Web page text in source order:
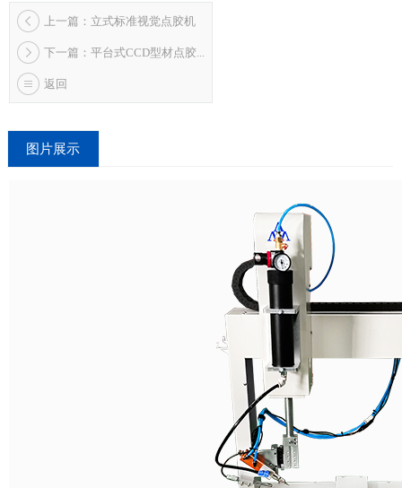
上一篇：立式标准视觉点胶机
下一篇：平台式CCD型材点胶...
返回
图片展示